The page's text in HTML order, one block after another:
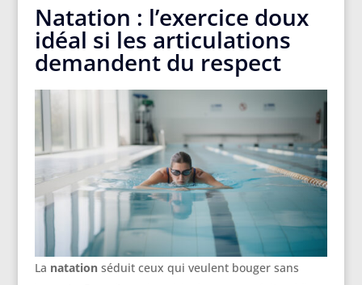
Natation : l’exercice doux
idéal si les articulations
demandent du respect
La natationséduit ceux qui veulent bouger sans